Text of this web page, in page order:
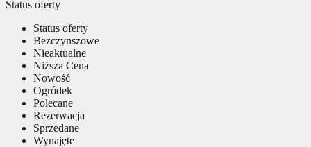
Status oferty
Status oferty
Bezczynszowe
Nieaktualne
Niższa Cena
Nowość
Ogródek
Polecane
Rezerwacja
Sprzedane
Wynajęte